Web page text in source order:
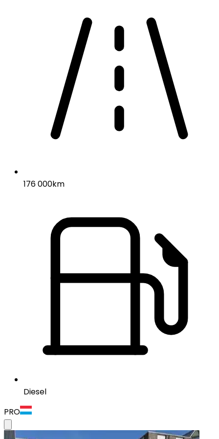
176 000km
Diesel
PRO